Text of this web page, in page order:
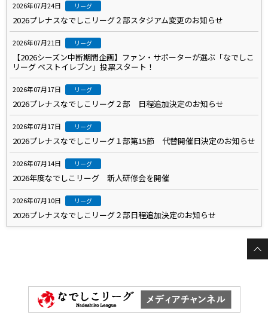
2026年07月24日 リーグ
2026プレナスなでしこリーグ２部スタジアム変更のお知らせ
2026年07月21日 リーグ
【2026シーズン中断期間企画】ファン・サポーターが選ぶ「なでしこ
リーグ ベストイレブン」投票スタート！
2026年07月17日 リーグ
2026プレナスなでしこリーグ２部 日程追加決定のお知らせ
2026年07月17日 リーグ
2026プレナスなでしこリーグ１部第15節 代替開催日決定のお知らせ
2026年07月14日 リーグ
2026年度なでしこリーグ 新人研修会を開催
2026年07月10日 リーグ
2026プレナスなでしこリーグ２部日程追加決定のお知らせ